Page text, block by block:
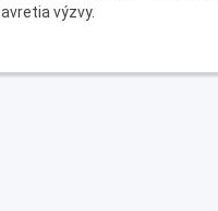
výzvy.